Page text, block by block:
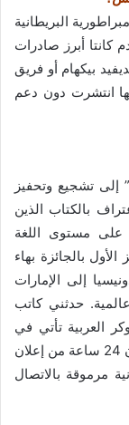
البريطانية
كانتا أبرز صادرات
بيكهام أو فريق
انتشرت دون دعم
إلى تشجيع وتحفيز
بالكتاب الذين
على مستوى اللغة
بالجائزة بهاء
إلى الإمارات
حدثني كاتب
العربية تأتي في
المرتبة الثانية بعد جائزة نوبل للأدب. ففي غضون 24 ساعة من إعلان
بريطانية مرموقة بالاتصال